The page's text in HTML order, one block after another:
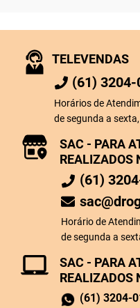
TELEVENDAS
(61) 3204-
Horários de
de segunda a
SAC - PARA
REALIZADOS
(61) 3204-
SAC - PARA
REALIZADOS
(61)
Horário de
de segunda a